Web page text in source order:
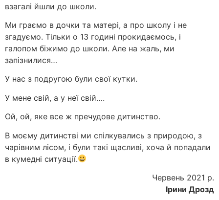
взагалі йшли до школи.
Ми граємо в дочки та матері, а про школу і не
згадуємо. Тільки о 13 годині прокидаємось, і
галопом біжимо до школи. Але на жаль, ми
запізнилися…
У нас з подругою були свої кутки.
У мене свій, а у неї свій….
Ой, ой, яке все ж пречудове дитинство.
В моєму дитинстві ми спілкувались з природою, з
чарівним лісом, і були такі щасливі, хоча й попадали
в кумедні ситуації.
Червень 2021 р.
Ірини Дрозд